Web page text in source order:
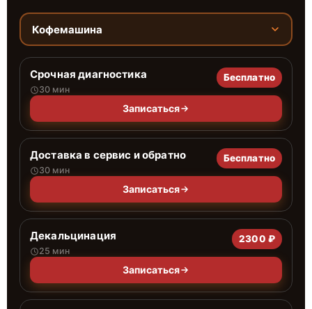
Кофемашина
Срочная диагностика
30 мин
Бесплатно
Записаться
Доставка в сервис и обратно
30 мин
Бесплатно
Записаться
Декальцинация
25 мин
2300 ₽
Записаться